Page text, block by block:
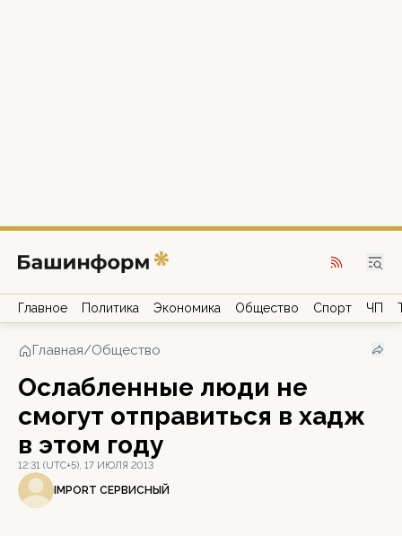
Главное Политика Экономика Общество Спорт ЧП
Главная/Общество
Ослабленные люди не
смогут отправиться в хадж
в этом году
12:31 (UTC+5), 17 ИЮЛЯ 2013
IMPORT СЕРВИСНЫЙ